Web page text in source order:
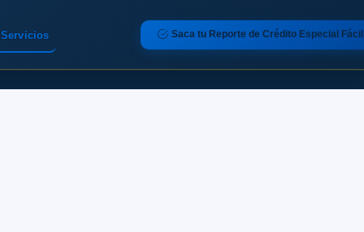
Servicios Saca tu Reporte de Crédito Especial Fácil